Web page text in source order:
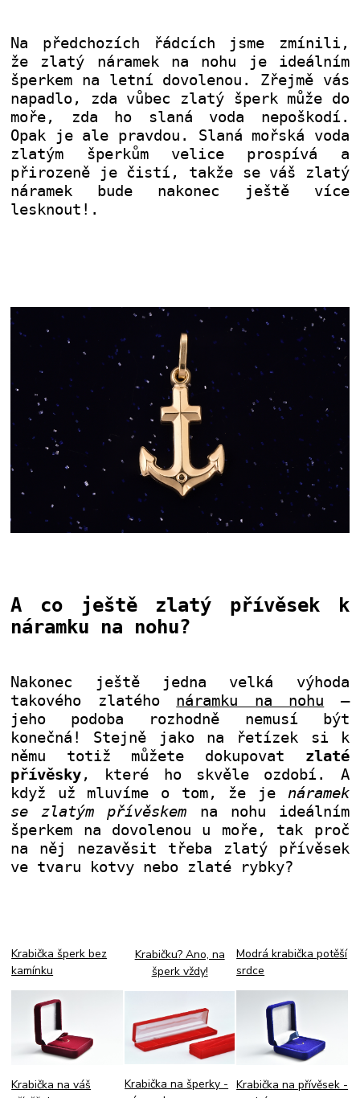
Na předchozích řádcích jsme zmínili,
že zlatý náramek na nohu je ideálním
šperkem na letní dovolenou. Zřejmě vás
napadlo, zda vůbec zlatý šperk může do
moře, zda ho slaná voda nepoškodí.
Opak je ale pravdou. Slaná mořská voda
zlatým šperkům velice prospívá a
přirozeně je čistí, takže se váš zlatý
náramek bude nakonec ještě více
lesknout! .
A co ještě zlatý přívěsek k
náramku na nohu?
Nakonec ještě jedna velká výhoda
takového zlatého náramku na nohu –
jeho podoba rozhodně nemusí být
konečná! Stejně jako na řetízek si k
němu totiž můžete dokupovat zlaté
přívěsky, které ho skvěle ozdobí. A
když už mluvíme o tom, že je náramek
se zlatým přívěskem na nohu ideálním
šperkem na dovolenou u moře, tak proč
na něj nezavěsit třeba zlatý přívěsek
ve tvaru kotvy nebo zlaté rybky?
Krabička šperk bez
kamínku
Krabička na váš
Krabičku? Ano, na
šperk vždy!
Krabička na šperky -
Modrá krabička potěší
srdce
Krabička na přívěsek -